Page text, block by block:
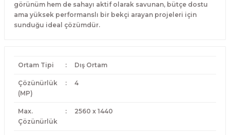
görünüm hem de sahayı aktif olarak savunan, bütçe dostu
ama yüksek performanslı bir bekçi arayan projeleri için
sunduğu ideal çözümdür.
Ortam Tipi : Dış Ortam
Çözünürlük
(MP)
: 4
Max.
Çözünürlük
: 2560 x 1440